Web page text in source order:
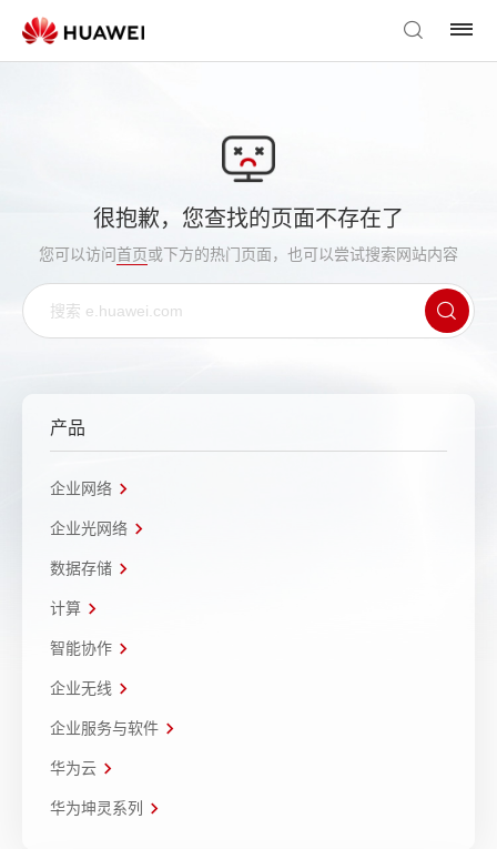
很抱歉，您查找的页面不存在了
您可以访问首页或下方的热门页面，也可以尝试搜索网站内容
产品
企业网络
企业光网络
数据存储
计算
智能协作
企业无线
企业服务与软件
华为云
华为坤灵系列